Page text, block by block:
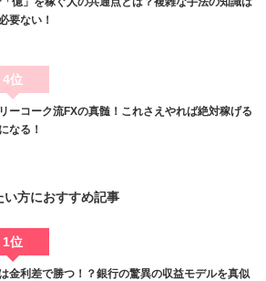
要ない！
4位
ーコーク流FXの真髄！これさえやれば絶対稼げる
なる！
方におすすめ記事
1位
金利差で勝つ！？銀行の驚異の収益モデルを真似